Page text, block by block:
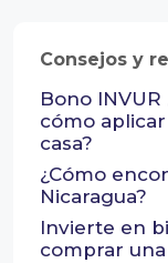
Consejos y
Bono
cómo
casa?
¿Cómo
Nicaragua?
Invierte en
comprar